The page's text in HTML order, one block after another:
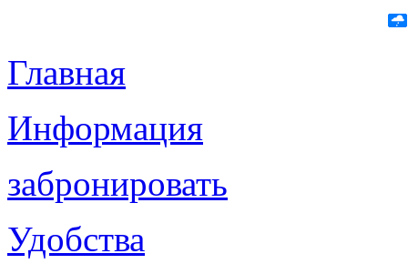
Главная
Информация
забронировать
Удобства